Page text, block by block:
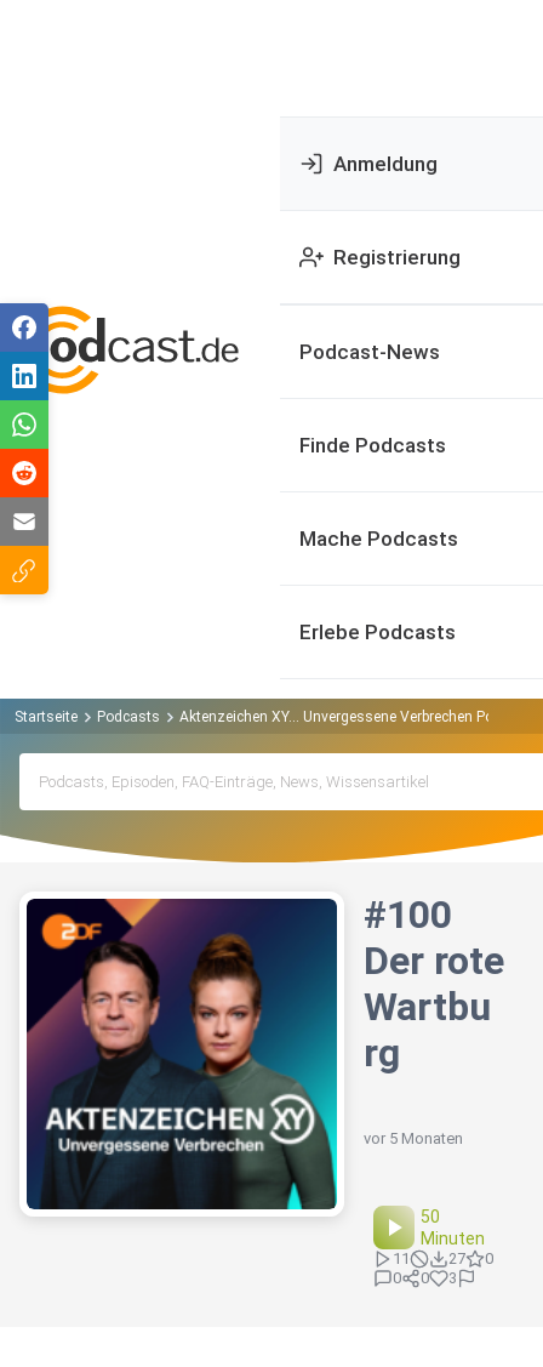
Anmeldung
Registrierung
Podcast-News
Finde Podcasts
Mache Podcasts
Erlebe Podcasts
Startseite Podcasts Aktenzeichen XY… Unvergessene Verbrechen Podcast
#100
Der rote
Wartbu
rg
vor 5 Monaten
50
Minuten
11 27
0
0
0 3